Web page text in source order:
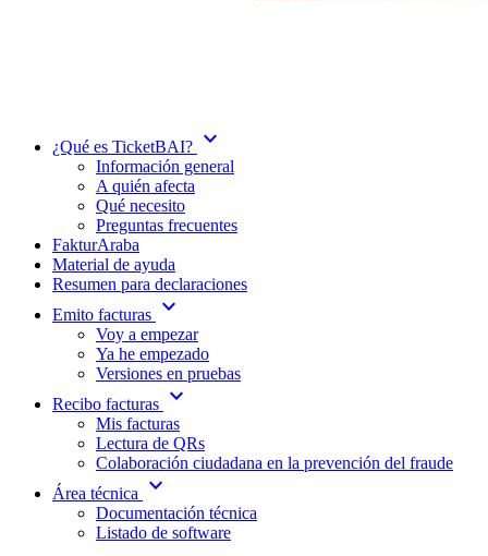
¿Qué es TicketBAI? expand_more
Información general
A quién afecta
Qué necesito
Preguntas frecuentes
FakturAraba
Material de ayuda
Resumen para declaraciones
Emito facturas expand_more
Voy a empezar
Ya he empezado
Versiones en pruebas
Recibo facturas expand_more
Mis facturas
Lectura de QRs
Colaboración ciudadana en la prevención del fraude
Área técnica
expand_more
Documentación técnica
Listado de software